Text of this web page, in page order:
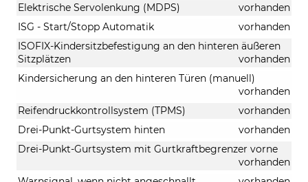
Elektrische Servolenkung (MDPS)
vorhanden
ISG - Start/Stopp Automatik
vorhanden
ISOFIX-Kindersitzbefestigung an den hinteren äußeren
Sitzplätzen
vorhanden
Kindersicherung an den hinteren Türen (manuell)
vorhanden
Reifendruckkontrollsystem (TPMS)
vorhanden
Drei-Punkt-Gurtsystem hinten
vorhanden
Drei-Punkt-Gurtsystem mit Gurtkraftbegrenzer vorne
vorhanden